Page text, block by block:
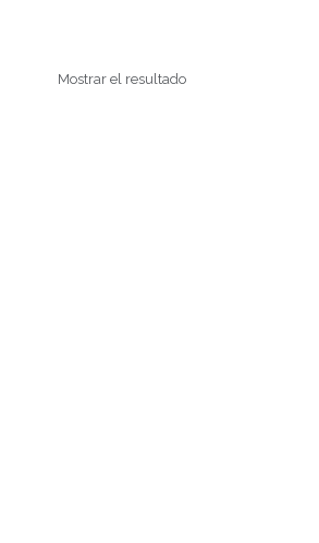
Mostrar el resultado